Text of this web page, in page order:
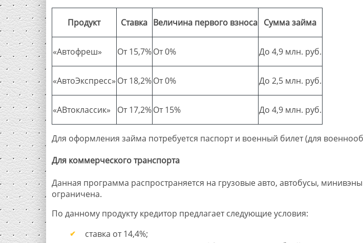
Продукт Ставка Величина первого взноса Сумма займа
«Автофреш» От 15,7% От 0% До 4,9 млн. руб.
«АвтоЭкспресс» От 18,2% От 0% До 2,5 млн. руб.
«АВтоклассик» От 17,2% От 15% До 4,9 млн. руб.
Для оформления займа потребуется паспорт и военный билет (для
Для коммерческого транспорта
Данная программа распространяется на грузовые авто, автобусы,
ограничена.
По данному продукту кредитор предлагает следующие условия:
ставка от 14,4%;